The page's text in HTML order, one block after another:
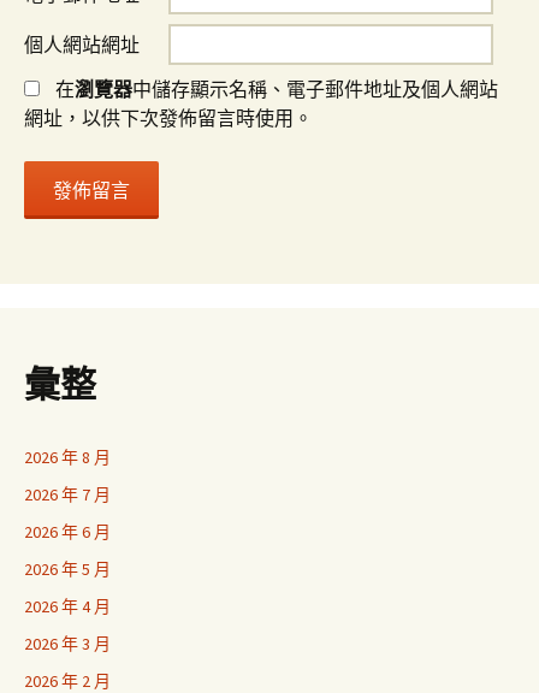
個人網站網址
在瀏覽器中儲存顯示名稱、電子郵件地址及個人網站
網址，以供下次發佈留言時使用。
彙整
2026 年 8 月
2026 年 7 月
2026 年 6 月
2026 年 5 月
2026 年 4 月
2026 年 3 月
2026 年 2 月